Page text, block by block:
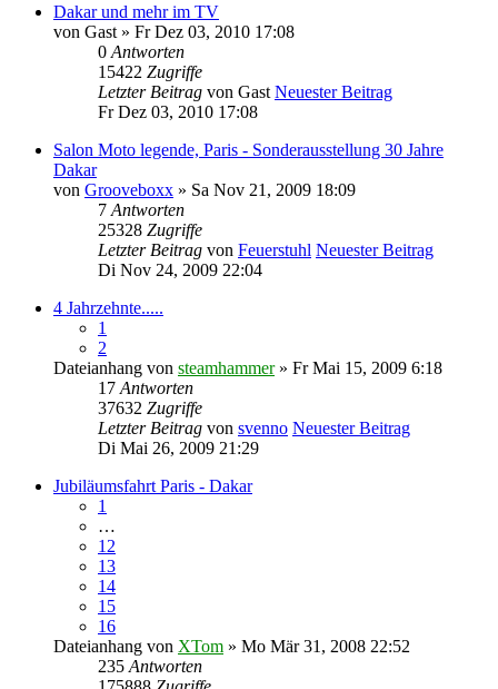
Dakar und mehr im TV
von Gast » Fr Dez 03, 2010 17:08
0 Antworten
15422 Zugriffe
Letzter Beitrag von Gast Neuester Beitrag
Fr Dez 03, 2010 17:08
Salon Moto legende, Paris - Sonderausstellung 30 Jahre
Dakar
von Grooveboxx » Sa Nov 21, 2009 18:09
7 Antworten
25328 Zugriffe
Letzter Beitrag von Feuerstuhl Neuester Beitrag
Di Nov 24, 2009 22:04
4 Jahrzehnte.....
1
2
Dateianhang von steamhammer» Fr Mai 15, 2009 6:18
17 Antworten
37632 Zugriffe
Letzter Beitrag von svenno Neuester Beitrag
Di Mai 26, 2009 21:29
Jubiläumsfahrt Paris - Dakar
1
…
12
13
14
15
16
Dateianhang von XTom » Mo Mär 31, 2008 22:52
235 Antworten